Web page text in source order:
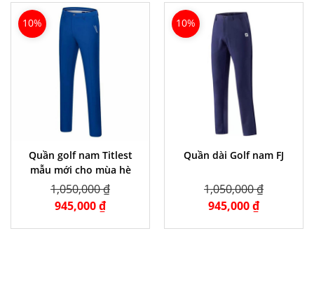
10%
Quần golf nam Titlest
mẫu mới cho mùa hè
1,050,000 ₫
945,000 ₫
10%
Quần dài Golf nam FJ
1,050,000 ₫
945,000 ₫